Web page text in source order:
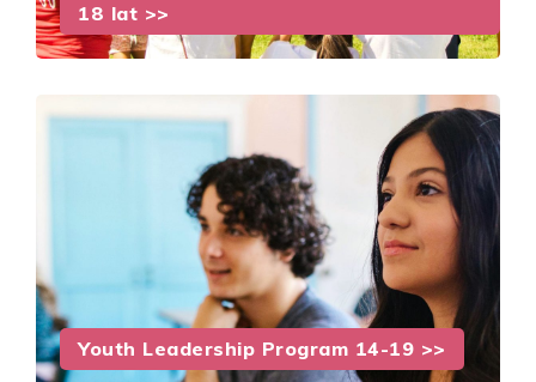
18 lat >>
Youth Leadership Program 14-19 >>